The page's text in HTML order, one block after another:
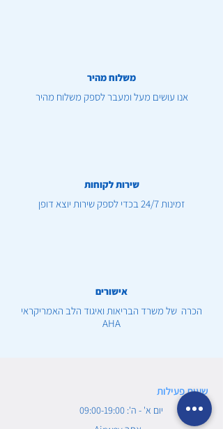
משלוח מהיר
אנו עושים מעל ומעבר לספק משלוח מהיר
שירות לקוחות
זמינות 24/7 בכדי לספק שירות יוצא דופן
אישורים
הכרה של משרד הבריאות ואיגוד הלב האמריקראי
AHA
שעות פעילות
יום א' - ה': 09:00-19:00